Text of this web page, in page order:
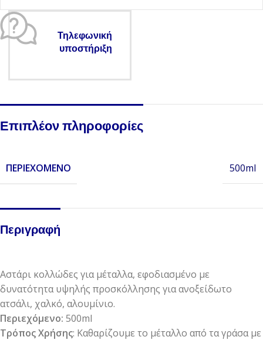
Τηλεφωνική
υποστήριξη
Επιπλέον πληροφορίες
ΠΕΡΙΕΧΌΜΕΝΟ 500ml
Περιγραφή
Αστάρι κολλώδες για μέταλλα, εφοδιασμένο με
δυνατότητα υψηλής προσκόλλησης για ανοξείδωτο
ατσάλι, χαλκό, αλουμίνιο.
Περιεχόμενο: 500ml
Τρόπος Χρήσης: Καθαρίζουμε το μέταλλο από τα γράσα με